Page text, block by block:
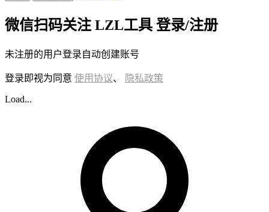
微信扫码关注 LZL工具 登录/注册
未注册的用户登录自动创建账号
登录即视为同意 使用协议、 隐私政策
Load...